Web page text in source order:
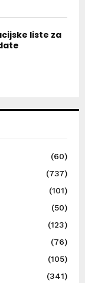
liste za
(60)
(737)
(101)
(50)
(123)
(76)
(105)
(341)